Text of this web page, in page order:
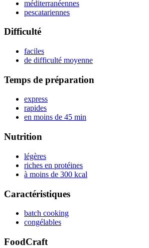
méditerranéennes
pescatariennes
Difficulté
faciles
de difficulté moyenne
Temps de préparation
express
rapides
en moins de 45 min
Nutrition
légères
riches en protéines
à moins de 300 kcal
Caractéristiques
batch cooking
congélables
FoodCraft